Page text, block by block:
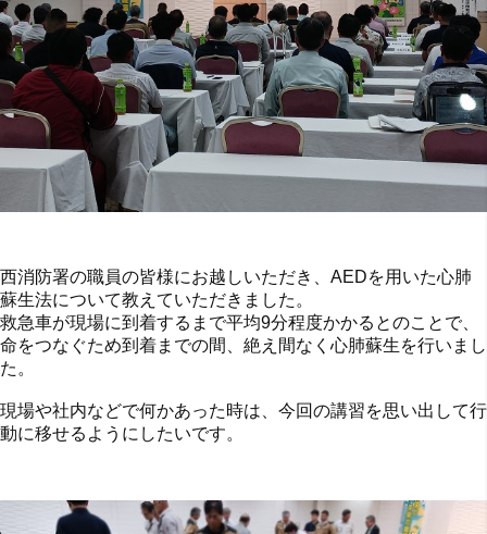
西消防署の職員の皆様にお越しいただき、AEDを用いた心肺
蘇生法について教えていただきました。
救急車が現場に到着するまで平均9分程度かかるとのことで、
命をつなぐため到着までの間、絶え間なく心肺蘇生を行いまし
た。
現場や社内などで何かあった時は、今回の講習を思い出して行
動に移せるようにしたいです。